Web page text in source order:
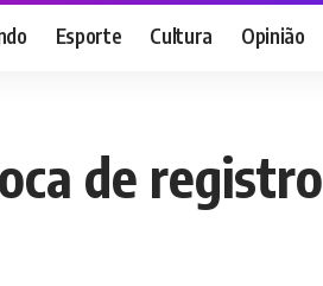
Esporte Cultura Opinião
de